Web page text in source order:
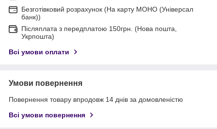
Безготівковий розрахунок (На карту МОНО (Універсал
банк))
Післяплата з передплатою 150грн. (Нова пошта,
Укрпошта)
Всі умови оплати
Умови повернення
Повернення товару впродовж 14 днів за домовленістю
Всі умови повернення